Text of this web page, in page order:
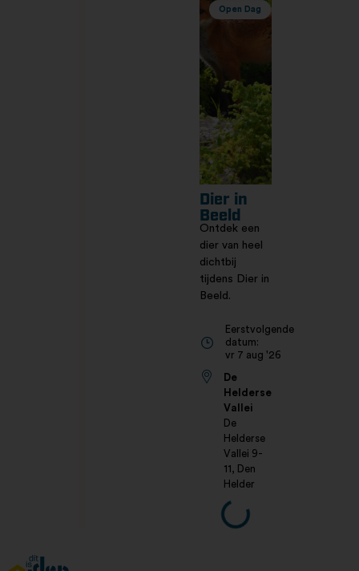
Open Dag
Dier in
Beeld
Ontdek een
dier van heel
dichtbij
tijdens Dier in
Beeld.
Eerstvolgende
datum:
vr 7 aug '26
De
Helderse
Vallei
De
Helderse
Vallei 9-
11, Den
Helder